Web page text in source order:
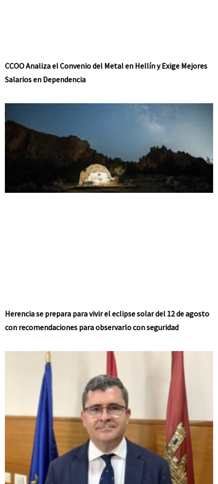
CCOO Analiza el Convenio del Metal en Hellín y Exige Mejores
Salarios en Dependencia
Herencia se prepara para vivir el eclipse solar del 12 de agosto
con recomendaciones para observarlo con seguridad